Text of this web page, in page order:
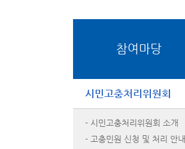
참여마당
시민고충처리위원회
- 시민고충처리위원회 소개
- 고충민원 신청 및 처리 안내